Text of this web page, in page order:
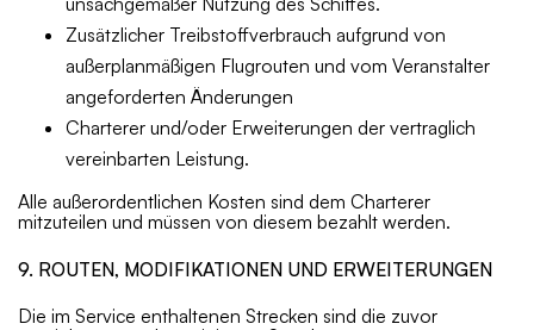
Zusätzlicher Treibstoffverbrauch aufgrund von
außerplanmäßigen Flugrouten und vom Veranstalter
angeforderten Änderungen
Charterer und/oder Erweiterungen der vertraglich
vereinbarten Leistung.
Alle außerordentlichen Kosten sind dem Charterer
mitzuteilen und müssen von diesem bezahlt werden.
9. ROUTEN, MODIFIKATIONEN UND ERWEITERUNGEN
Die im Service enthaltenen Strecken sind die zuvor